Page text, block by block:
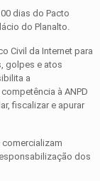
dias do Pacto
do Planalto.
Civil da Internet para
golpes e atos
a
à ANPD
fiscalizar e apurar
dos